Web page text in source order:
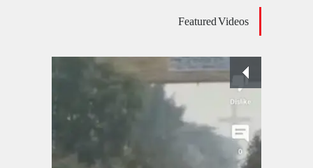
پسند کی شادیوں کا بڑھتا ہوا رجحان اور راولپنڈی
کی یوسیز میں اندارج پر پابندی ایک نیا تنازعہ
October 14, 2025
Featured Videos